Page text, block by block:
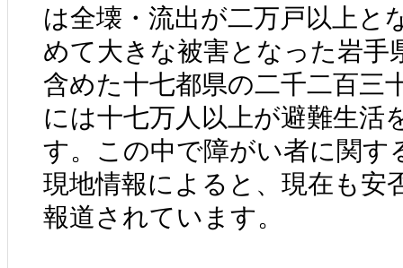
は全壊・流出が二万戸以上と
めて大きな被害となった岩手
含めた十七都県の二千二百三
には十七万人以上が避難生活
す。この中で障がい者に関す
現地情報によると、現在も安
報道されています。